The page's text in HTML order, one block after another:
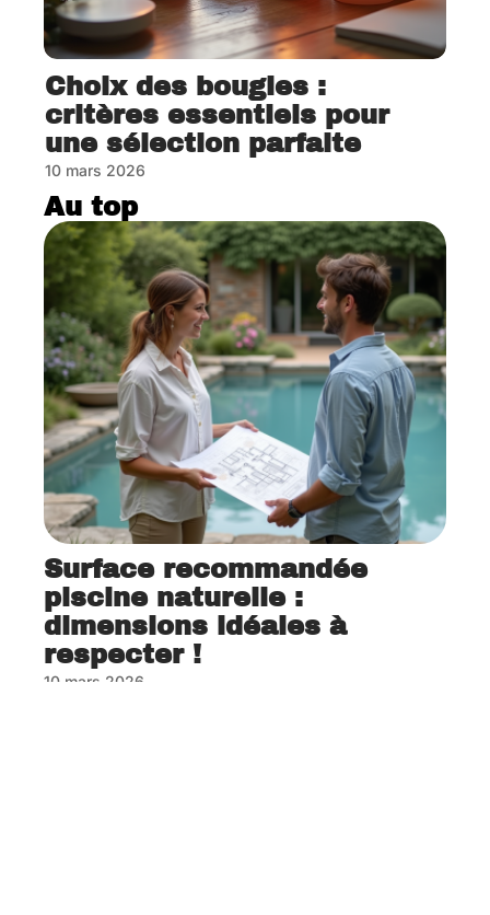
Choix des bougies :
critères essentiels pour
une sélection parfaite
10 mars 2026
Au top
Surface recommandée
piscine naturelle :
dimensions idéales à
respecter !
10 mars 2026